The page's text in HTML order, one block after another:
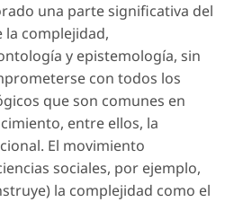
una parte significativa del
complejidad,
y epistemología, sin
con todos los
que son comunes en
entre ellos, la
El movimiento
sociales, por ejemplo,
la complejidad como el